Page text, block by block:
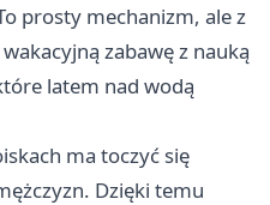
prosty mechanizm, ale z
zabawę z nauką
latem nad wodą
ma toczyć się
Dzięki temu